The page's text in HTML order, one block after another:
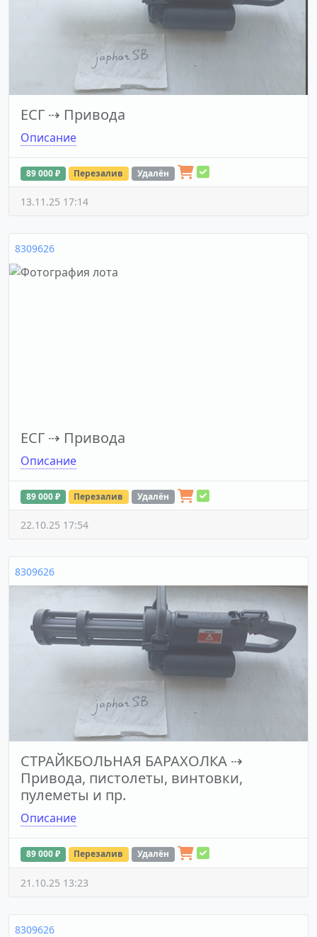
ЕСГ ⇢ Привода
Описание
89 000 ₽ Перезалив Удалён
13.11.25 17:14
8309626
ЕСГ ⇢ Привода
Описание
89 000 ₽ Перезалив Удалён
22.10.25 17:54
8309626
СТРАЙКБОЛЬНАЯ БАРАХОЛКА ⇢
Привода, пистолеты, винтовки,
пулеметы и пр.
Описание
89 000 ₽ Перезалив Удалён
21.10.25 13:23
8309626